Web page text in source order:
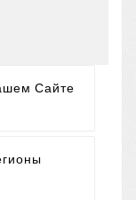
Сайте